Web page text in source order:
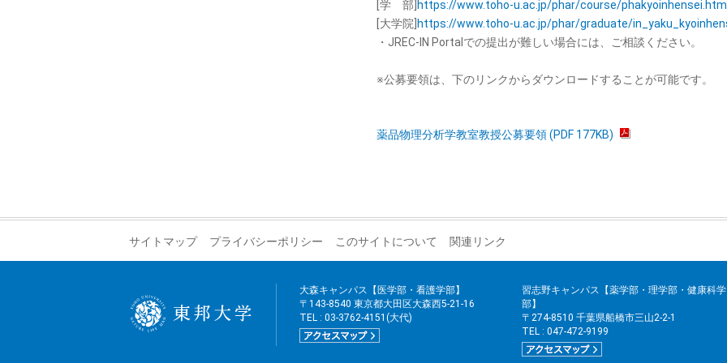
[学 部] https://www.toho-u.ac.jp/phar/course/phakyoinhensei.html
[大学院] https://www.toho-u.ac.jp/phar/graduate/
・JREC-IN Portalでの提出が難しい場合には、ご相談ください。
※公募要領は、下のリンクからダウンロードすることが可能です。
薬品物理分析学教室教授公募要領 (PDF 177KB)
サイトマップ プライバシーポリシー このサイトについて 関連リンク
大森キャンパス【医学部・看護学部】
〒143-8540 東京都大田区大森西5-21-16
TEL : 03-3762-4151(大代)
習志野キャンパス【薬学部・理学部・健康科学
部】
〒274-8510 千葉県船橋市三山2-2-1
TEL : 047-472-9199